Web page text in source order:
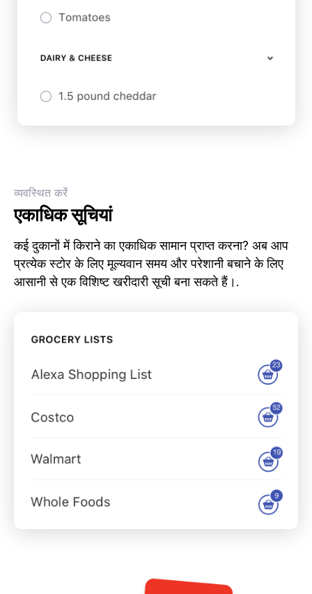
व्‍यवस्थित करेंं
एकाधिक सूचियां
कई दुकानों में किराने का एकाधिक सामान प्राप्त करना? अब आप
प्रत्येक स्टोर के लिए मूल्यवान समय और परेशानी बचाने के लिए
आसानी से एक विशिष्ट खरीदारी सूची बना सकते हैं।.